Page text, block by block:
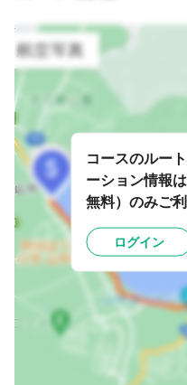
コースのルー
ーション情報
無料）のみご
ログイン